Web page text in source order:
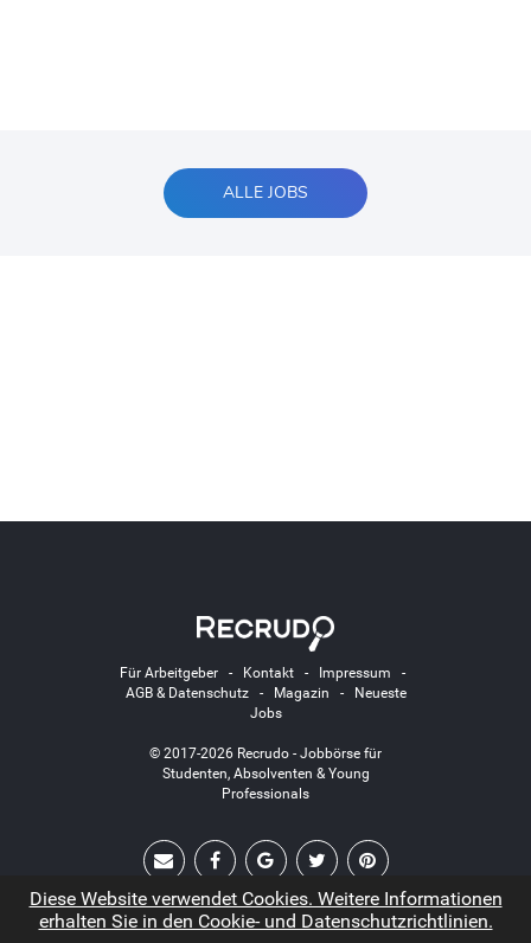
ALLE JOBS
Für Arbeitgeber- Kontakt- Impressum -
AGB & Datenschutz- Magazin -
Neueste
Jobs
© 2017-2026 Recrudo - Jobbörse für
Studenten, Absolventen & Young
Professionals
Diese Website verwendet Cookies. Weitere Informationen
erhalten Sie in den Cookie- und Datenschutzrichtlinien.